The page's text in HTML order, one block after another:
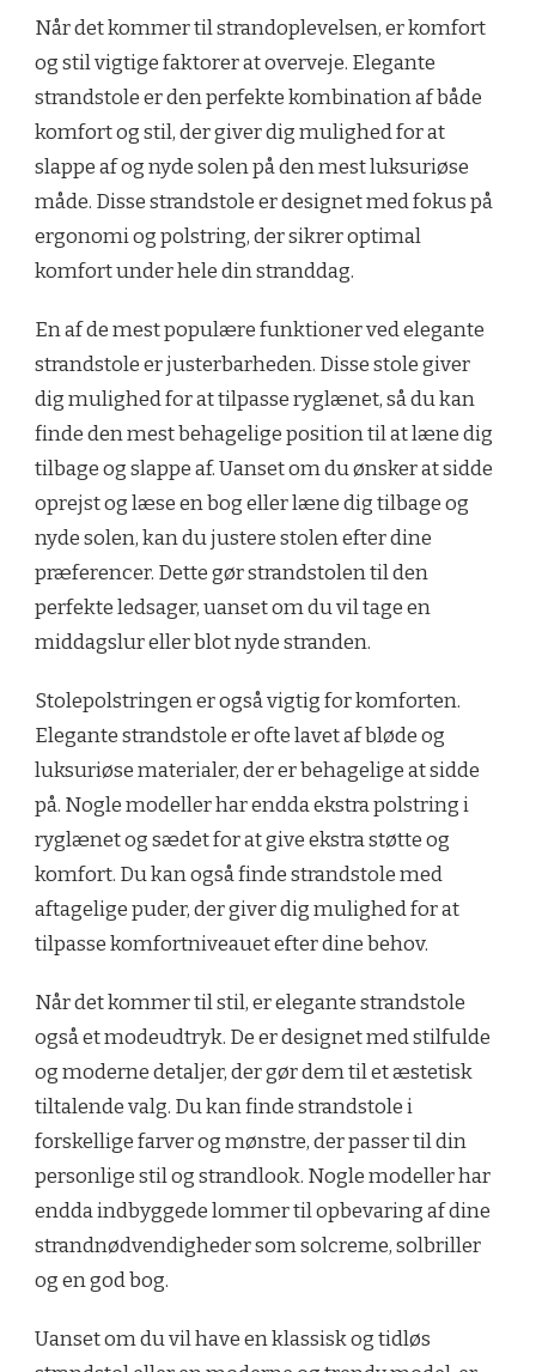
Når det kommer til strandoplevelsen, er komfort
og stil vigtige faktorer at overveje. Elegante
strandstole er den perfekte kombination af både
komfort og stil, der giver dig mulighed for at
slappe af og nyde solen på den mest luksuriøse
måde. Disse strandstole er designet med fokus på
ergonomi og polstring, der sikrer optimal
komfort under hele din stranddag.
En af de mest populære funktioner ved elegante
strandstole er justerbarheden. Disse stole giver
dig mulighed for at tilpasse ryglænet, så du kan
finde den mest behagelige position til at læne dig
tilbage og slappe af. Uanset om du ønsker at sidde
oprejst og læse en bog eller læne dig tilbage og
nyde solen, kan du justere stolen efter dine
præferencer. Dette gør strandstolen til den
perfekte ledsager, uanset om du vil tage en
middagslur eller blot nyde stranden.
Stolepolstringen er også vigtig for komforten.
Elegante strandstole er ofte lavet af bløde og
luksuriøse materialer, der er behagelige at sidde
på. Nogle modeller har endda ekstra polstring i
ryglænet og sædet for at give ekstra støtte og
komfort. Du kan også finde strandstole med
aftagelige puder, der giver dig mulighed for at
tilpasse komfortniveauet efter dine behov.
Når det kommer til stil, er elegante strandstole
også et modeudtryk. De er designet med stilfulde
og moderne detaljer, der gør dem til et æstetisk
tiltalende valg. Du kan finde strandstole i
forskellige farver og mønstre, der passer til din
personlige stil og strandlook. Nogle modeller har
endda indbyggede lommer til opbevaring af dine
strandnødvendigheder som solcreme, solbriller
og en god bog.
Uanset om du vil have en klassisk og tidløs